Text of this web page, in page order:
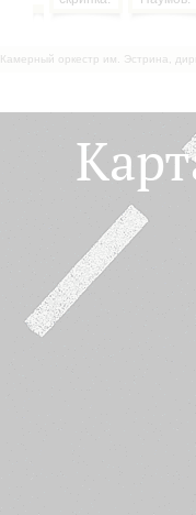
Камерный оркестр им. Эстрина,